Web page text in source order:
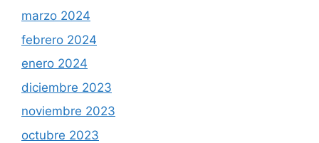
marzo 2024
febrero 2024
enero 2024
diciembre 2023
noviembre 2023
octubre 2023